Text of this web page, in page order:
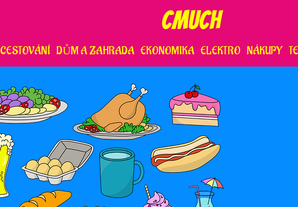
CMUCH
CESTOVÁNÍ DŮM A ZAHRADA EKONOMIKA ELEKTRO NÁKUPY